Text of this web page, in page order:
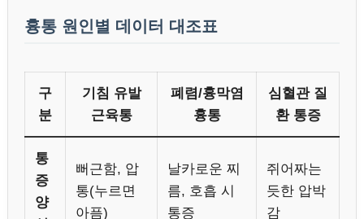
흉통 원인별 데이터 대조표
구
분
기침 유발
근육통
폐렴/흉막염
흉통
심혈관 질
환 통증
통
증
양
뻐근함, 압
통(누르면
아픔)
날카로운 찌
름, 호흡 시
통증
쥐어짜는
듯한 압박
감